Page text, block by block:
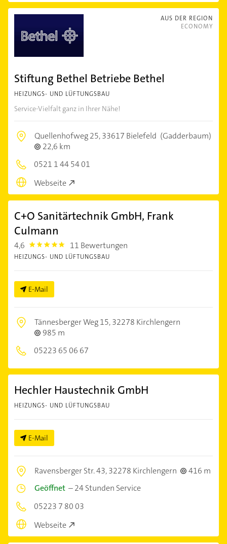
AUS DER REGION
ECONOMY
Stiftung Bethel Betriebe Bethel
HEIZUNGS- UND LÜFTUNGSBAU
Service-Vielfalt ganz in Ihrer Nähe!
Quellenhofweg 25,33617 Bielefeld (Gadderbaum)
22,6 km
0521 1 44 54 01
Webseite
C+O Sanitärtechnik GmbH, Frank
Culmann
4,6 4.6 11 Bewertungen
HEIZUNGS- UND LÜFTUNGSBAU
E-Mail
Tännesberger Weg 15,32278 Kirchlengern
985 m
05223 65 06 67
Hechler Haustechnik GmbH
HEIZUNGS- UND LÜFTUNGSBAU
E-Mail
Ravensberger Str. 43,32278 Kirchlengern
416 m
Geöffnet –24 Stunden Service
05223 7 80 03
Webseite